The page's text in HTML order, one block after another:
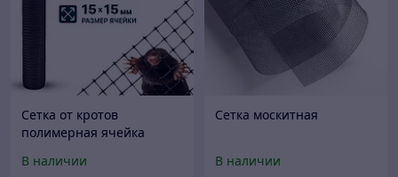
Сетка от кротов
полимерная ячейка
м2, рулон 2х100м, РФ
В наличии
Сетка москитная
В наличии